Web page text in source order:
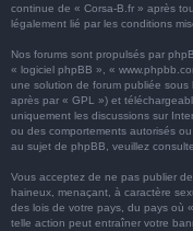
continue de « Corsa-B.fr » après
légalement lié par les conditions
Nos forums sont propulsés par
« logiciel phpBB », «
une solution de forum publiée sous
après par « GPL ») et
uniquement les discussions sur
ou des comportements autorisés
au sujet de phpBB, veuillez
Vous acceptez de ne pas publier
haineux, menaçant, à caractère
des lois de votre pays, du pays où
telle action peut entraîner votre